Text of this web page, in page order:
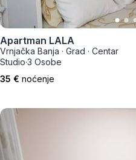
Apartman LALA
Vrnjačka Banja · Grad · Centar
Studio·3 Osobe
35 € noćenje